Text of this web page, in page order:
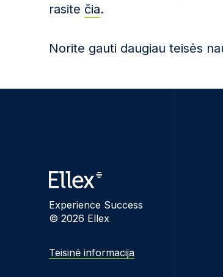
rasite čia.
Norite gauti daugiau teisės
Experience Success
© 2026 Ellex
Teisinė informacija